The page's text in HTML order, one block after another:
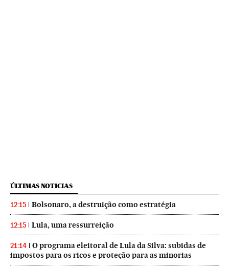
ÚLTIMAS NOTICIAS
12:15 Bolsonaro, a destruição como estratégia
12:15 Lula, uma ressurreição
21:14
O programa eleitoral de Lula da Silva: subidas de
impostos para os ricos e proteção para as minorias